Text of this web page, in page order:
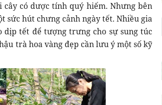
có dược tính quý hiếm. Nhưng bên
sức hút chưng cảnh ngày tết. Nhiều gia
dịp tết để tượng trưng cho sự sung túc
trà hoa vàng đẹp cần lưu ý một số kỹ